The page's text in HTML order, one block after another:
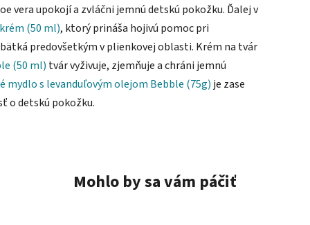
vera upokojí a zvláčni jemnú detskú pokožku. Ďalej v
(50 ml), ktorý prináša hojivú pomoc pri
predovšetkým v plienkovej oblasti. Krém na tvár
(50 ml) tvár vyživuje, zjemňuje a chráni jemnú
mydlo s levanduľovým olejom Bebble (75g) je zase
o detskú pokožku.
Mohlo by sa vám páčiť